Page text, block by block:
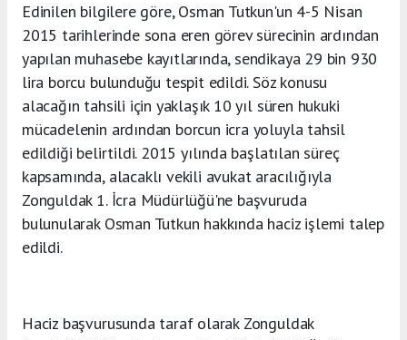
Edinilen bilgilere göre, Osman Tutkun'un 4-5 Nisan
2015 tarihlerinde sona eren görev sürecinin ardından
yapılan muhasebe kayıtlarında, sendikaya 29 bin 930
lira borcu bulunduğu tespit edildi. Söz konusu
alacağın tahsili için yaklaşık 10 yıl süren hukuki
mücadelenin ardından borcun icra yoluyla tahsil
edildiği belirtildi. 2015 yılında başlatılan süreç
kapsamında, alacaklı vekili avukat aracılığıyla
Zonguldak 1. İcra Müdürlüğü'ne başvuruda
bulunularak Osman Tutkun hakkında haciz işlemi talep
edildi.
Haciz başvurusunda taraf olarak Zonguldak